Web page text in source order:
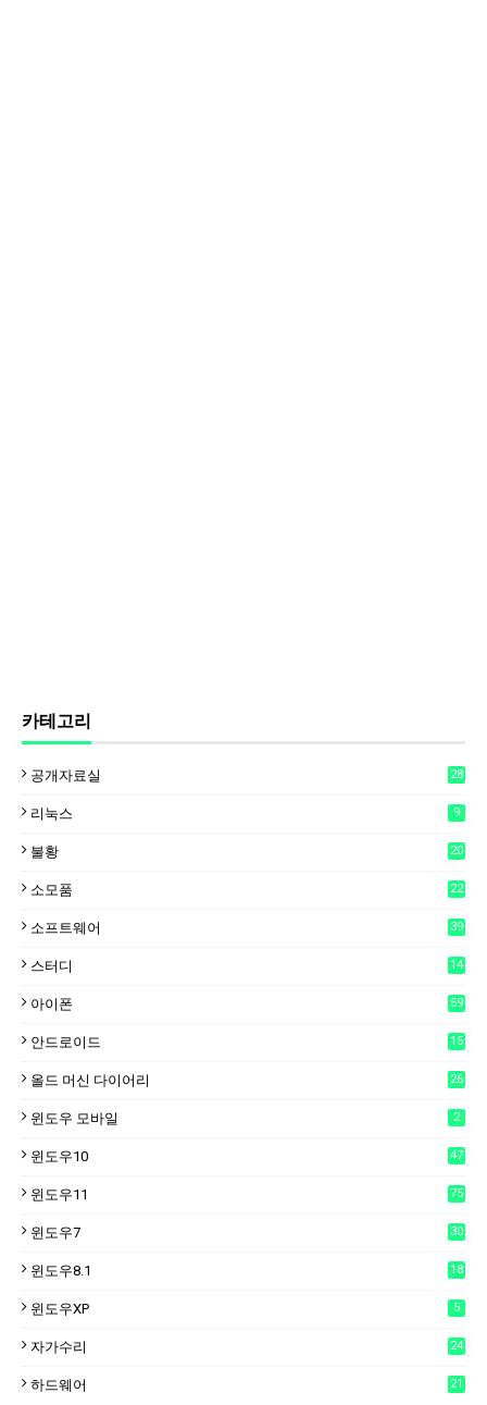
카테고리
공개자료실 28
리눅스 9
불황 20
소모품 22
소프트웨어 39
스터디 14
아이폰 59
안드로이드
15
올드 머신 다이어리 26
윈도우 모바일 2
윈도우10 47
윈도우11 75
윈도우7 30
윈도우8.1 18
윈도우XP 5
자가수리 24
하드웨어 21